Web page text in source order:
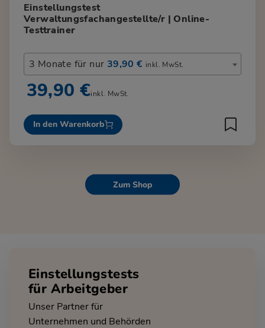
Einstellungstest
Verwaltungsfachangestellte/r | Online-
Testtrainer
3 Monate für nur 39,90 € inkl. MwSt.
39,90 €inkl. MwSt.
In den Warenkorb
Zum Shop
Einstellungstests
für Arbeitgeber
Unser Partner für
Unternehmen und Behörden